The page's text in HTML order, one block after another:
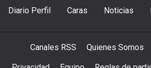
Diario Perfil Caras Noticias
Canales RSS Quienes Somos